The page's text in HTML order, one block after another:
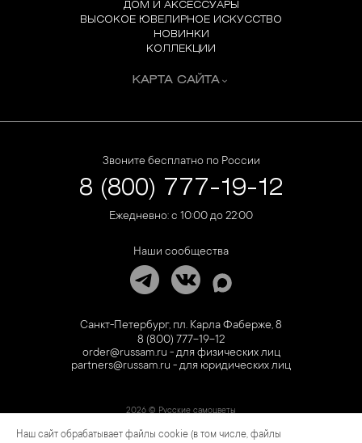
ДОМ И АКСЕССУАРЫ
ВЫСОКОЕ ЮВЕЛИРНОЕ ИСКУССТВО
НОВИНКИ
КОЛЛЕКЦИИ
КАРТА САЙТА
Звоните бесплатно по России
8 (800) 777-19-12
Ежедневно: с 10:00 до 22:00
Наши сообщества
Санкт-Петербург, пл. Карла Фаберже, 8
8 (800) 777-19-12
order@russam.ru - для физических лиц
partners@russam.ru - для юридических лиц
2026 © Русские самоцветы
Предложение не является публичной офертой. Цены на сайте и в розничной сети
Наш сайт обрабатывает файлы cookie (в том числе, файлы